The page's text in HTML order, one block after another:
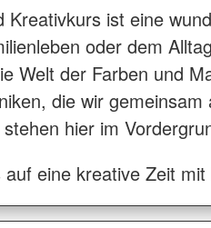
Kreativkurs ist eine
oder dem
Welt der Farben und
die wir
hier im
eine kreative Zeit mit